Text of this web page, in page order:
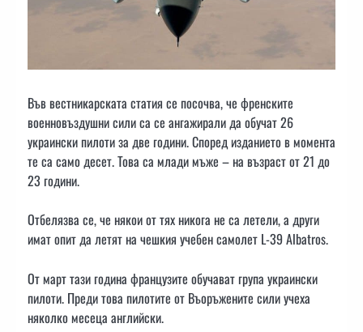
Във вестникарската статия се посочва, че френските
военновъздушни сили са се ангажирали да обучат 26
украински пилоти за две години. Според изданието в момента
те са само десет. Това са млади мъже – на възраст от 21 до
23 години.
Отбелязва се, че някои от тях никога не са летели, а други
имат опит да летят на чешкия учебен самолет L-39 Albatros.
От март тази година французите обучават група украински
пилоти. Преди това пилотите от Въоръжените сили учеха
няколко месеца английски.